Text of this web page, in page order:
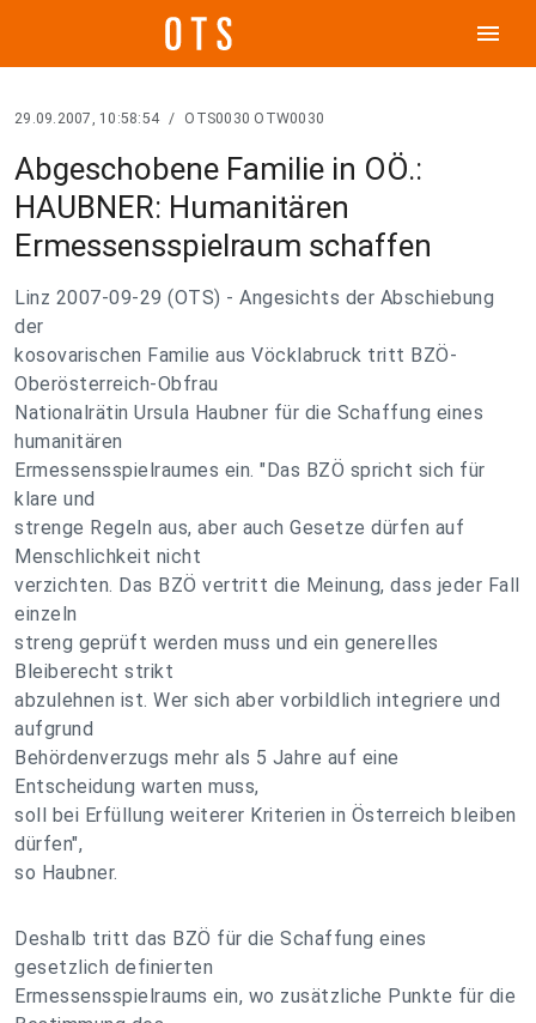
menu
29.09.2007, 10:58:54 / OTS0030 OTW0030
Abgeschobene Familie in OÖ.:
HAUBNER: Humanitären
Ermessensspielraum schaffen
Linz 2007-09-29 (OTS) - Angesichts der Abschiebung
der
kosovarischen Familie aus Vöcklabruck tritt BZÖ-
Oberösterreich-Obfrau
Nationalrätin Ursula Haubner für die Schaffung eines
humanitären
Ermessensspielraumes ein. "Das BZÖ spricht sich für
klare und
strenge Regeln aus, aber auch Gesetze dürfen auf
Menschlichkeit nicht
verzichten. Das BZÖ vertritt die Meinung, dass jeder Fall
einzeln
streng geprüft werden muss und ein generelles
Bleiberecht strikt
abzulehnen ist. Wer sich aber vorbildlich integriere und
aufgrund
Behördenverzugs mehr als 5 Jahre auf eine
Entscheidung warten muss,
soll bei Erfüllung weiterer Kriterien in Österreich bleiben
dürfen",
so Haubner.
Deshalb tritt das BZÖ für die Schaffung eines
gesetzlich definierten
Ermessensspielraums ein, wo zusätzliche Punkte für die